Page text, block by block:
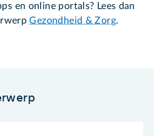
en online portals? Lees dan
Gezondheid & Zorg.